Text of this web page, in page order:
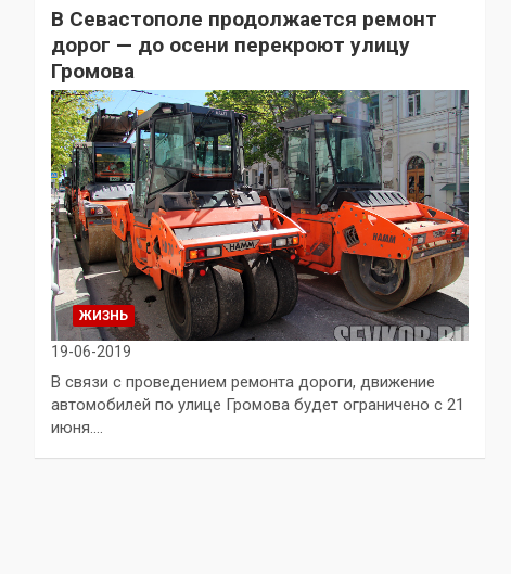
В Севастополе продолжается ремонт
дорог — до осени перекроют улицу
Громова
ЖИЗНЬ
19-06-2019
В связи с проведением ремонта дороги, движение
автомобилей по улице Громова будет ограничено с 21
июня.…